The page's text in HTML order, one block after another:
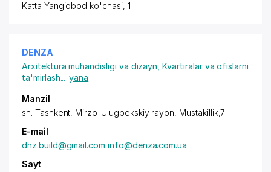
Katta Yangiobod ko'chasi, 1
DENZA
Arxitektura muhandisligi va dizayn ,Kvartiralar va ofislarni
ta'mirlash... yana
Manzil
sh. Tashkent, Mirzo-Ulugbekskiy rayon, Mustakillik,7
E-mail
dnz.build@gmail.com info@denza.com.ua
Sayt